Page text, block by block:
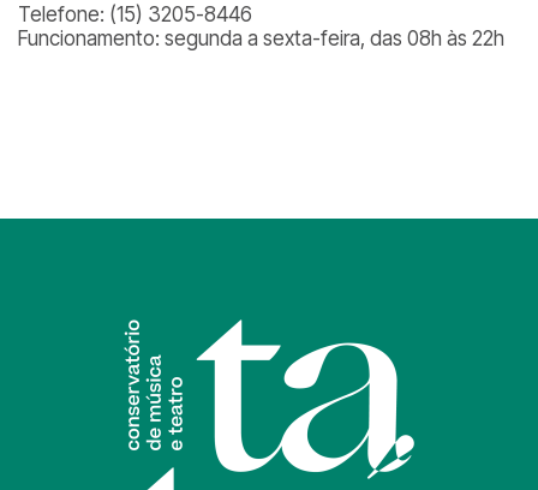
Telefone: (15) 3205-8446
Funcionamento: segunda a sexta-feira, das 08h às 22h